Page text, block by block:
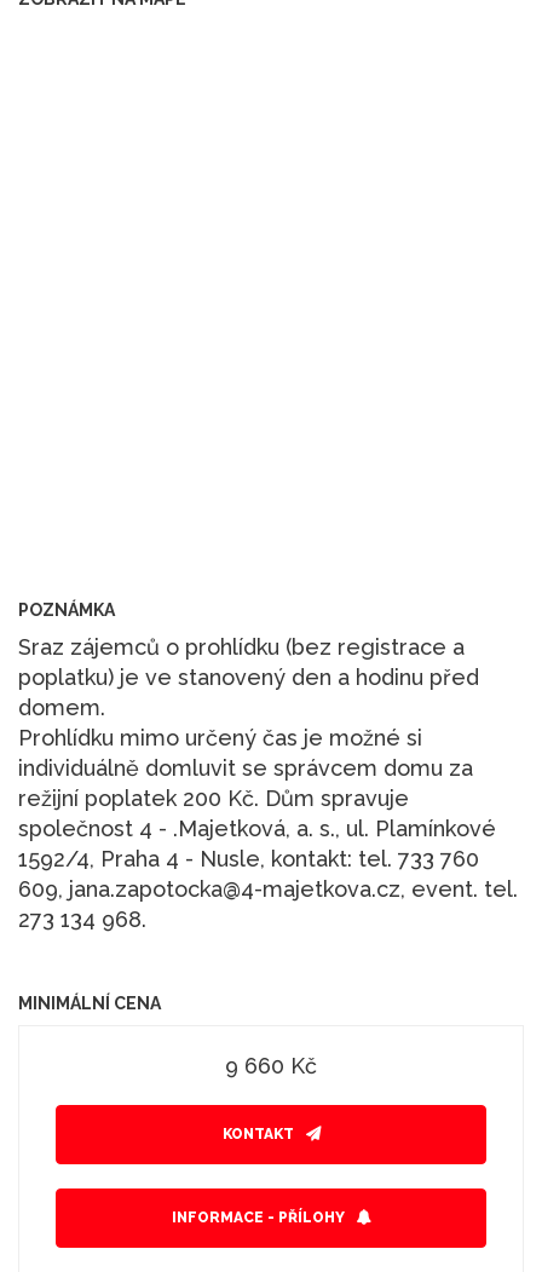
POZNÁMKA
Sraz zájemců o prohlídku (bez registrace a
poplatku) je ve stanovený den a hodinu před
domem.
Prohlídku mimo určený čas je možné si
individuálně domluvit se správcem domu za
režijní poplatek 200 Kč. Dům spravuje
společnost 4 - .Majetková, a. s., ul. Plamínkové
1592/4, Praha 4 - Nusle, kontakt: tel. 733 760
609, jana.zapotocka@4-majetkova.cz, event. tel.
273 134 968.
MINIMÁLNÍ CENA
9 660 Kč
KONTAKT
INFORMACE - PŘÍLOHY